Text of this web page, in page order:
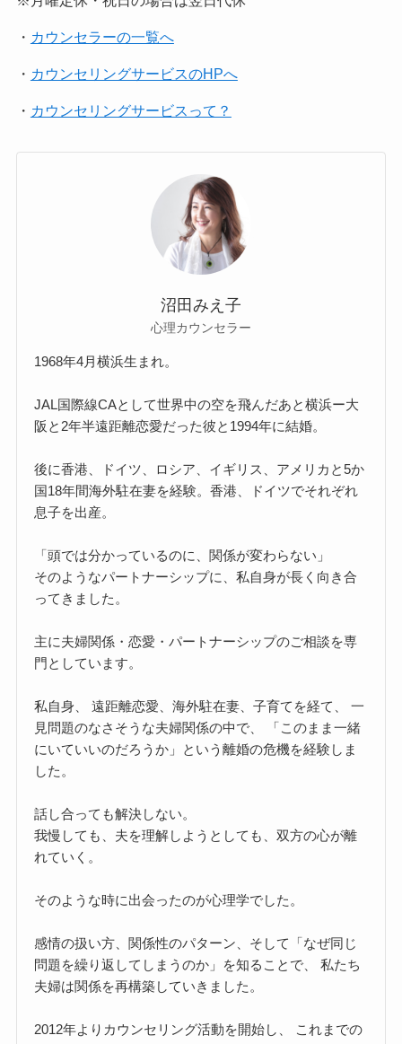
・ カウンセラーの一覧へ
・ カウンセリングサービスのHPへ
・ カウンセリングサービスって？
沼田みえ子
心理カウンセラー
1968年4月横浜生まれ。
JAL国際線CAとして世界中の空を飛んだあと横浜ー大
阪と2年半遠距離恋愛だった彼と1994年に結婚。
後に香港、ドイツ、ロシア、イギリス、アメリカと5か
国18年間海外駐在妻を経験。香港、ドイツでそれぞれ
息子を出産。
「頭では分かっているのに、関係が変わらない」
そのようなパートナーシップに、私自身が長く向き合
ってきました。
主に夫婦関係・恋愛・パートナーシップのご相談を専
門としています。
私自身、 遠距離恋愛、海外駐在妻、子育てを経て、 一
見問題のなさそうな夫婦関係の中で、 「このまま一緒
にいていいのだろうか」という離婚の危機を経験しま
した。
話し合っても解決しない。
我慢しても、夫を理解しようとしても、双方の心が離
れていく。
そのような時に出会ったのが心理学でした。
感情の扱い方、関係性のパターン、そして「なぜ同じ
問題を繰り返してしまうのか」を知ることで、 私たち
夫婦は関係を再構築していきました。
2012年よりカウンセリング活動を開始し、 これまでの